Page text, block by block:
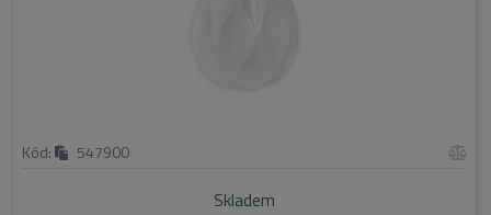
Kód: 547900
Skladem